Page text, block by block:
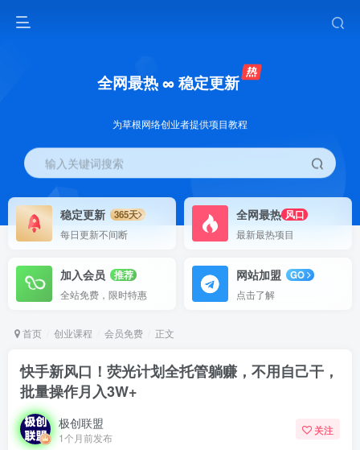
全网最热 ∞ 稳定更新
为草根网络创业者提供项目教程
输入关键词搜索
稳定更新
365天
每日更新不间断
全网最热 风口
最新最热项目
加入会员
推荐
全站免费，限时特惠
网站加盟
GO
点击了解
首页 创业课程 会员免费 正文
快手新风口！荧光计划全托管躺赚，不用自己干，
批量操作月入3W+
极创联盟
1个月前发布
关注